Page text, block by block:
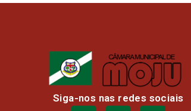
Siga-nos nas redes sociais